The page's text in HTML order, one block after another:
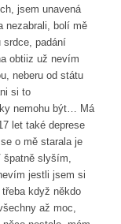
jsem unavená
nezabrali, bolí mě
srdce, padání
obtiiz už nevím
neberu od státu
si to
nemohu být… Má
let také deprese
o mě starala je
špatně slyším,
jestli jsem si
když někdo
až moc,